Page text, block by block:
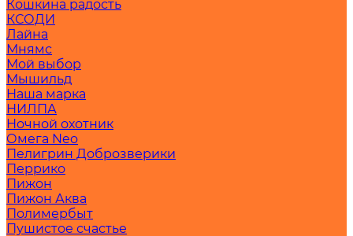
Кошкина радость
КСОДИ
Лайна
Мнямс
Мой выбор
Мышильд
Наша марка
НИЛПА
Ночной охотник
Омега Neo
Пелигрин Доброзверики
Перрико
Пижон
Пижон Аква
Полимербыт
Пушистое счастье